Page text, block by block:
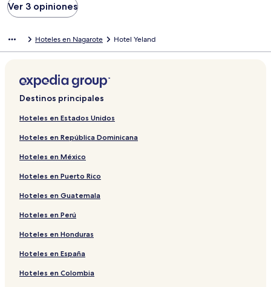
Ver 3 opiniones
Hoteles en Nagarote Hotel Yeland
Destinos principales
Hoteles en Estados Unidos
Hoteles en República Dominicana
Hoteles en México
Hoteles en Puerto Rico
Hoteles en Guatemala
Hoteles en Perú
Hoteles en Honduras
Hoteles en España
Hoteles en Colombia